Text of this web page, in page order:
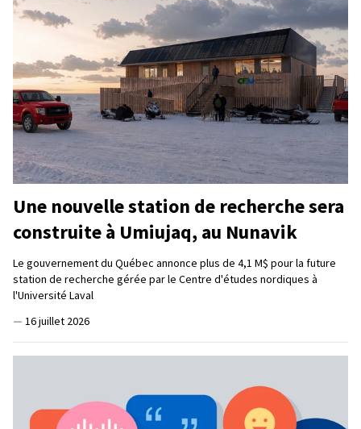
Une nouvelle station de recherche sera
construite à Umiujaq, au Nunavik
Le gouvernement du Québec annonce plus de 4,1 M$ pour la future
station de recherche gérée par le Centre d'études nordiques à
l'Université Laval
— 16 juillet 2026